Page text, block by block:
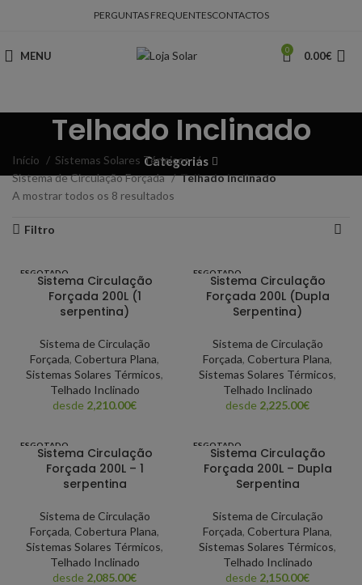
PERGUNTAS FREQUENTESCONTACTOS
MENU 0 0.00€
Telhado Inclinado
Categorias
Início
Sistemas Solares Térmicos
Sistema de Circulação Forçada
Telhado Inclinado
A mostrar todos os 8 resultados
Filtro
ESGOTADO
Sistema Circulação
Forçada 200L (1
serpentina)
Sistema de Circulação
Forçada, Cobertura Plana,
Sistemas Solares Térmicos,
Telhado Inclinado
desde 2,210.00€
ESGOTADO
Sistema Circulação
Forçada 200L (Dupla
Serpentina)
Sistema de Circulação
Forçada, Cobertura Plana,
Sistemas Solares Térmicos,
Telhado Inclinado
desde 2,225.00€
ESGOTADO
Sistema Circulação
Forçada 200L – 1
serpentina
Sistema de Circulação
Forçada, Cobertura Plana,
Sistemas Solares Térmicos,
Telhado Inclinado
desde 2,085.00€
ESGOTADO
Sistema Circulação
Forçada 200L – Dupla
Serpentina
Sistema de Circulação
Forçada, Cobertura Plana,
Sistemas Solares Térmicos,
Telhado Inclinado
desde 2,150.00€